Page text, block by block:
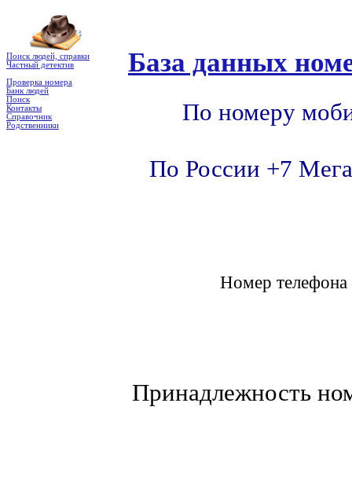
Поиск людей, справки
Частный детектив
Проверка номера
Банк людей
Поиск
Контакты
Справочник
Родственники
База данных
По номеру
По России +7
Номер
Принадлежность